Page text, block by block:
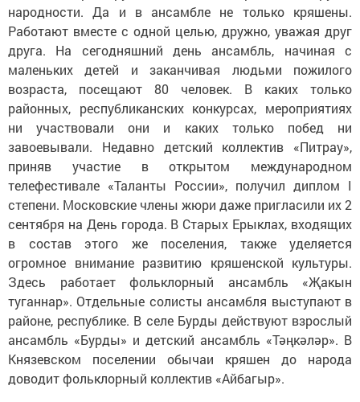
народности. Да и в ансамбле не только кряшены.
Работают вместе с одной целью, дружно, уважая друг
друга. На сегодняшний день ансамбль, начиная с
маленьких детей и заканчивая людьми пожилого
возраста, посещают 80 человек. В каких только
районных, республиканских конкурсах, мероприятиях
ни участвовали они и каких только побед ни
завоевывали. Недавно детский коллектив «Питрау»,
приняв участие в открытом международном
телефестивале «Таланты России», получил диплом I
степени. Московские члены жюри даже пригласили их 2
сентября на День города. В Старых Ерыклах, входящих
в состав этого же поселения, также уделяется
огромное внимание развитию кряшенской культуры.
Здесь работает фольклорный ансамбль «Җакын
туганнар». Отдельные солисты ансамбля выступают в
районе, республике. В селе Бурды действуют взрослый
ансамбль «Бурды» и детский ансамбль «Тәңкәләр». В
Князевском поселении обычаи кряшен до народа
доводит фольклорный коллектив «Айбагыр».